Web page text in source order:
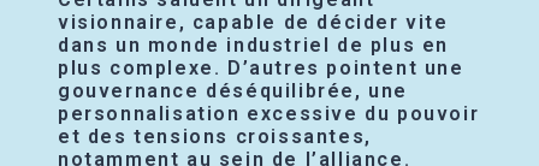
visionnaire, capable de décider vite
dans un monde industriel de plus en
plus complexe. D’autres pointent une
gouvernance déséquilibrée, une
personnalisation excessive du pouvoir
et des tensions croissantes,
notamment au sein de l’alliance.